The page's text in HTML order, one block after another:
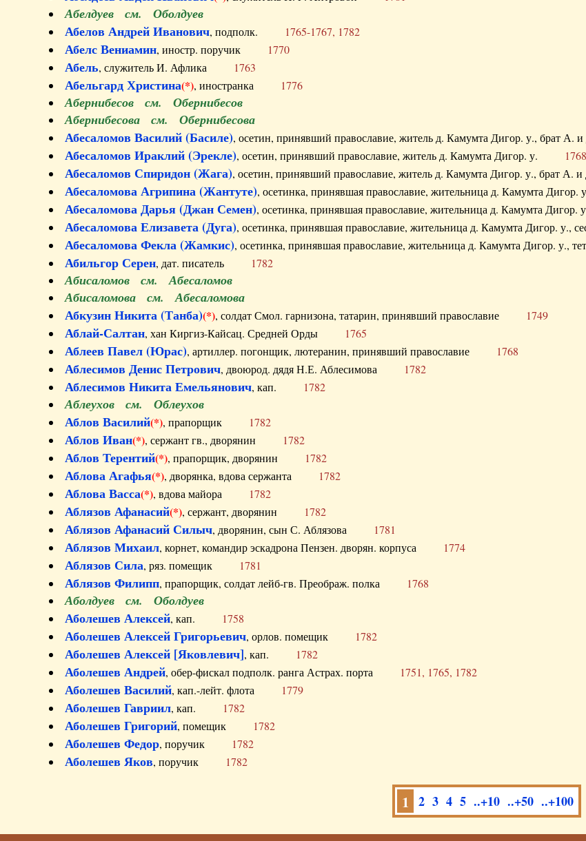
Абелдуев см. Оболдуев
Абелов Андрей Иванович, подполк. 1765-1767, 1782
Абелс Вениамин, иностр. поручик 1770
Абель, служитель И. Афлика 1763
Абельгард Христина(*), иностранка 1776
Абернибесов см. Обернибесов
Абернибесова см. Обернибесова
Абесаломов Василий (Басиле), осетин, принявший православие, житель д. Камумта Дигор. у., брат
Абесаломов Ираклий (Эрекле), осетин, принявший православие, житель д. Камумта Дигор. у. 1768
Абесаломов Спиридон (Жага), осетин, принявший православие, житель д. Камумта Дигор. у., брат
Абесаломова Агрипина (Жантуте), осетинка, принявшая православие, жительница д. Камумта
Абесаломова Дарья (Джан Семен), осетинка, принявшая православие, жительница д. Камумта
Абесаломова Елизавета (Дуга), осетинка, принявшая православие, жительница д. Камумта Дигор.
Абесаломова Фекла (Жамкис), осетинка, принявшая православие, жительница д. Камумта Дигор.
Абильгор Серен, дат. писатель 1782
Абисаломов см. Абесаломов
Абисаломова см. Абесаломова
Абкузин Никита (Танба)(*), солдат Смол. гарнизона, татарин, принявший православие 1749
Аблай-Салтан, хан Киргиз-Кайсац. Средней Орды 1765
Аблеев Павел (Юрас), артиллер. погонщик, лютеранин, принявший православие 1768
Аблесимов Денис Петрович, двоюрод. дядя Н.Е. Аблесимова 1782
Аблесимов Никита Емельянович, кап. 1782
Аблеухов см. Облеухов
Аблов Василий(*), прапорщик 1782
Аблов Иван(*), сержант гв., дворянин 1782
Аблов Терентий(*), прапорщик, дворянин 1782
Аблова Агафья(*), дворянка, вдова сержанта 1782
Аблова Васса(*), вдова майора 1782
Аблязов Афанасий(*), сержант, дворянин 1782
Аблязов Афанасий Силыч, дворянин, сын С. Аблязова 1781
Аблязов Михаил, корнет, командир эскадрона Пензен. дворян. корпуса 1774
Аблязов Сила, ряз. помещик 1781
Аблязов Филипп, прапорщик, солдат лейб-гв. Преображ. полка 1768
Аболдуев см. Оболдуев
Аболешев Алексей, кап. 1758
Аболешев Алексей Григорьевич, орлов. помещик 1782
Аболешев Алексей [Яковлевич], кап. 1782
Аболешев Андрей, обер-фискал подполк. ранга Астрах. порта 1751, 1765, 1782
Аболешев Василий, кап.-лейт. флота 1779
Аболешев Гавриил, кап. 1782
Аболешев Григорий, помещик 1782
Аболешев Федор, поручик 1782
Аболешев Яков, поручик 1782
1 2 3 4 5 ..+10 ..+50 ..+100